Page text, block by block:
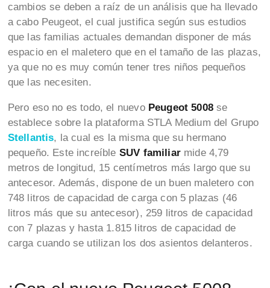
cambios se deben a raíz de un análisis que ha llevado
a cabo Peugeot, el cual justifica según sus estudios
que las familias actuales demandan disponer de más
espacio en el maletero que en el tamaño de las plazas,
ya que no es muy común tener tres niños pequeños
que las necesiten.
Pero eso no es todo, el nuevo Peugeot 5008se
establece sobre la plataforma STLA Medium del Grupo
Stellantis, la cual es la misma que su hermano
pequeño. Este increíble SUV familiarmide 4,79
metros de longitud, 15 centímetros más largo que su
antecesor. Además, dispone de un buen maletero con
748 litros de capacidad de carga con 5 plazas (46
litros más que su antecesor), 259 litros de capacidad
con 7 plazas y hasta 1.815 litros de capacidad de
carga cuando se utilizan los dos asientos delanteros.